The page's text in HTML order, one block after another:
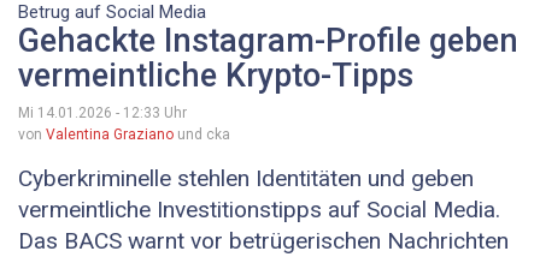
Betrug auf Social Media
Gehackte Instagram-Profile geben
vermeintliche Krypto-Tipps
Mi 14.01.2026 - 12:33 Uhr
von Valentina Graziano und cka
Cyberkriminelle stehlen Identitäten und geben
vermeintliche Investitionstipps auf Social Media.
Das BACS warnt vor betrügerischen Nachrichten